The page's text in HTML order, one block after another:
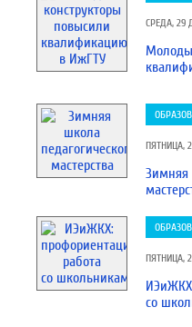
СРЕДА, 29
ПЯТНИЦА,
Зимняя
ПЯТНИЦА,
со